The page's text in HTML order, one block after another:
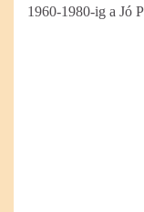
1960-1980-ig a Jó